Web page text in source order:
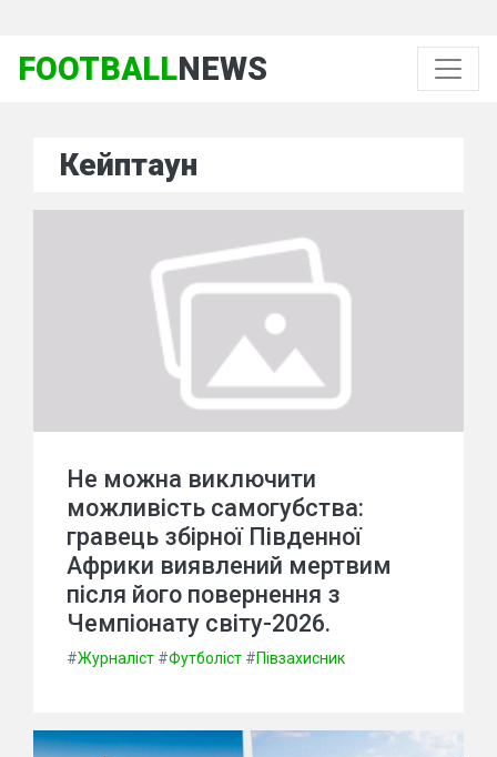
FOOTBALLNEWS
Кейптаун
Не можна виключити
можливість самогубства:
гравець збірної Південної
Африки виявлений мертвим
після його повернення з
Чемпіонату світу-2026.
#Журналіст #Футболіст #Півзахисник